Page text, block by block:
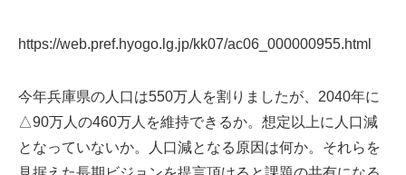
https://web.pref.hyogo.lg.jp/kk07/ac06_000000955.html
今年兵庫県の人口は550万人を割りましたが、2040年に
△90万人の460万人を維持できるか。想定以上に人口減
となっていないか。人口減となる原因は何か。それらを